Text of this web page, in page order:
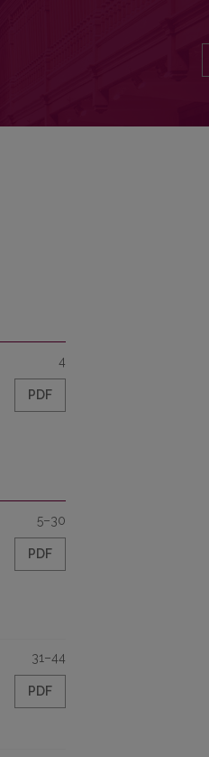
4
PDF
5–30
PDF
31–44
PDF